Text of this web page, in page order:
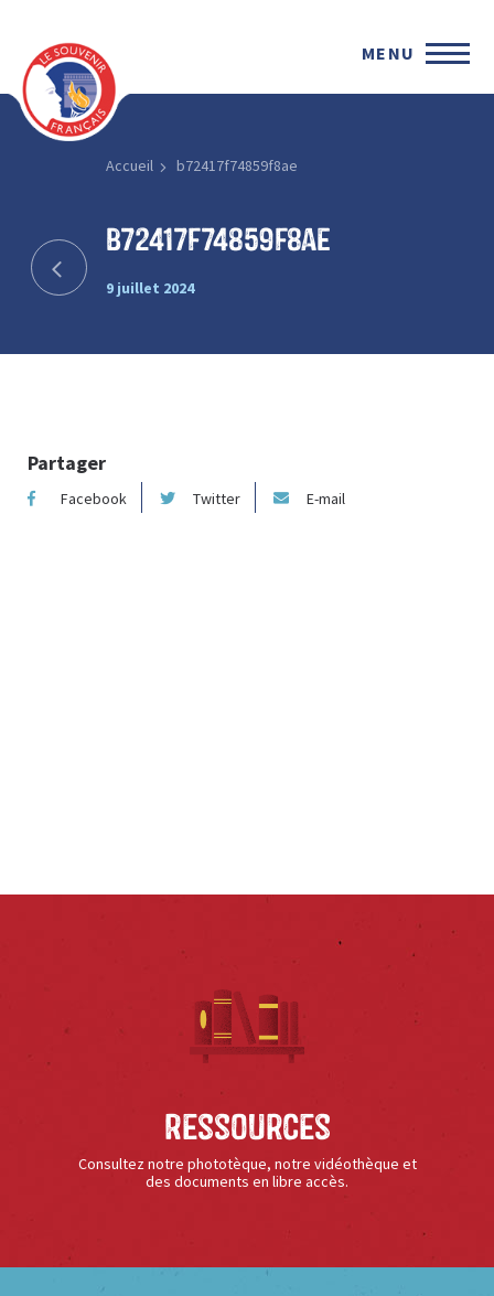
MENU
Accueil b72417f74859f8ae
b72417f74859f8ae
9 juillet 2024
Partager
Facebook Twitter E-mail
Ressources
Consultez notre phototèque, notre vidéothèque et
des documents en libre accès.